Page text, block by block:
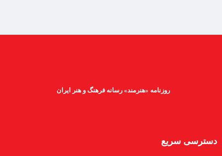
روزنامه «هنرمند» رسانه فرهنگ و هنر ایران
دسترسی سریع